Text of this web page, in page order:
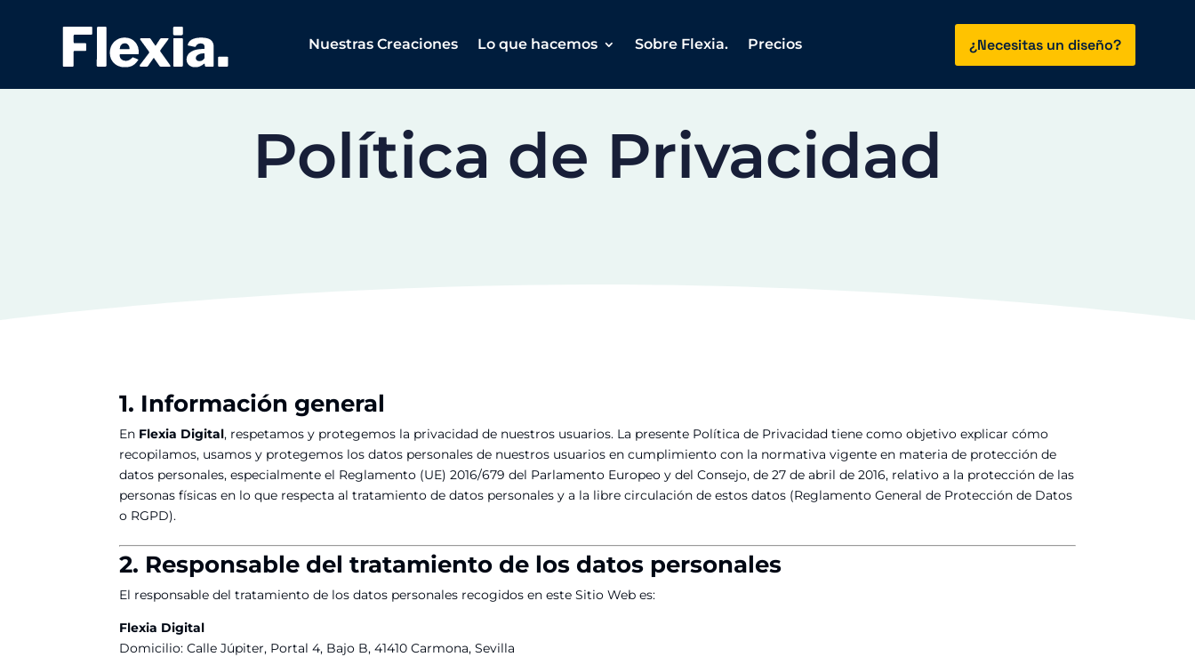
Nuestras Creaciones Lo que hacemos Sobre Flexia. Precios ¿Necesitas un diseño?
Política de Privacidad
1. Información general
En Flexia Digital, respetamos y protegemos la privacidad de nuestros usuarios. La presente Política de Privacidad tiene como objetivo explicar cómo
recopilamos, usamos y protegemos los datos personales de nuestros usuarios en cumplimiento con la normativa vigente en materia de protección de
datos personales, especialmente el Reglamento (UE) 2016/679 del Parlamento Europeo y del Consejo, de 27 de abril de 2016, relativo a la protección de las
personas físicas en lo que respecta al tratamiento de datos personales y a la libre circulación de estos datos (Reglamento General de Protección de Datos
o RGPD).
2. Responsable del tratamiento de los datos personales
El responsable del tratamiento de los datos personales recogidos en este Sitio Web es:
Flexia Digital
Domicilio: Calle Júpiter, Portal 4, Bajo B, 41410 Carmona, Sevilla